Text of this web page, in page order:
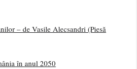
– de Vasile Alecsandri (Piesă
în anul 2050